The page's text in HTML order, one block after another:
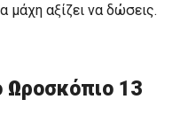
μάχη αξίζει να δώσεις.
Ωροσκόπιο 13